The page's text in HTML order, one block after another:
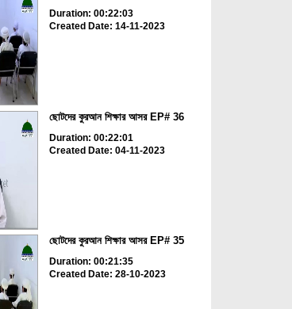
Duration: 00:22:03
Created Date: 14-11-2023
ছোটদের কুরআন শিক্ষার আসর EP# 36
Duration: 00:22:01
Created Date: 04-11-2023
ছোটদের কুরআন শিক্ষার আসর EP# 35
Duration: 00:21:35
Created Date: 28-10-2023